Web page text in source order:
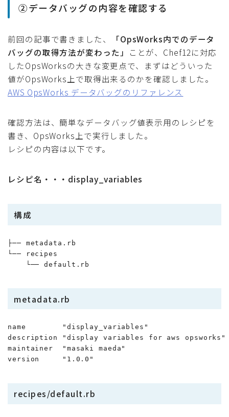
②データバッグの内容を確認する
前回の記事で書きました、
「OpsWorks内でのデータ
バッグの取得方法が変わった」
ことが、Chef12に対応
したOpsWorksの大きな変更点で、まずはどういった
値がOpsWorks上で取得出来るのかを確認しました。
AWS OpsWorks データバッグのリファレンス
確認方法は、簡単なデータバッグ値表示用のレシピを
書き、OpsWorks上で実行しました。
レシピの内容は以下です。
レシピ名・・・display_variables
構成
├── metadata.rb
└── recipes
    └── default.rb
metadata.rb
name        "display_variables"
description "display variables for aws opsworks"
maintainer  "masaki maeda"
version     "1.0.0"
recipes/default.rb